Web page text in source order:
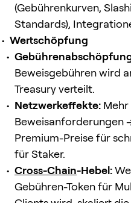
(Gebührenkurven,
Standards),
Wertschöpfung
Beweisgebühren wird
Treasury verteilt.
Netzwerkeffekte:
Beweisanforderungen
Premium-Preise für
für Staker.
Cross-Chain-Hebel:
Gebühren-Token für